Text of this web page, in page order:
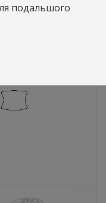
подальшого